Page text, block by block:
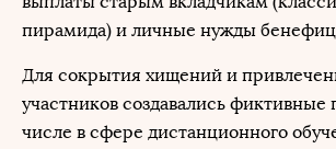
пирамида) и личные нужды
Для сокрытия хищений и
участников создавались фиктивные
числе в сфере дистанционного